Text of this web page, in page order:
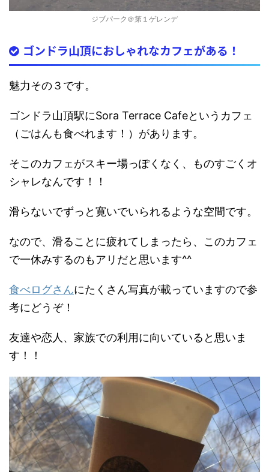
ジブパーク＠第１ゲレンデ
ゴンドラ山頂におしゃれなカフェがある！
魅力その３です。
ゴンドラ山頂駅にSora Terrace Cafeというカフェ
（ごはんも食べれます！）があります。
そこのカフェがスキー場っぽくなく、ものすごくオ
シャレなんです！！
滑らないでずっと寛いでいられるような空間です。
なので、滑ることに疲れてしまったら、このカフェ
で一休みするのもアリだと思います^^
食べログさんにたくさん写真が載っていますので参
考にどうぞ！
友達や恋人、家族での利用に向いていると思いま
す！！